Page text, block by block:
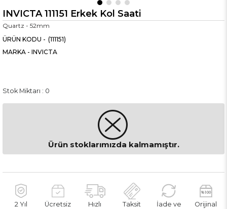
INVICTA 111151 Erkek Kol Saati
Quartz - 52mm
(111151)
MARKA - INVICTA
Stok Miktarı : 0
Ürün stoklarımızda kalmamıştır.
2 Yıl
Ücretsiz
Hızlı
Taksit
İade ve
Orijinal